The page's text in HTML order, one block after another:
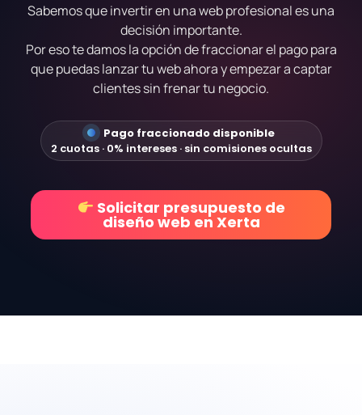
Sabemos que invertir en una web profesional es una
decisión importante.
Por eso te damos la opción de fraccionar el pago para
que puedas lanzar tu web ahora y empezar a captar
clientes sin frenar tu negocio.
Pago fraccionado disponible
2 cuotas · 0% intereses · sin comisiones ocultas
Solicitar presupuesto de
diseño web en Xerta